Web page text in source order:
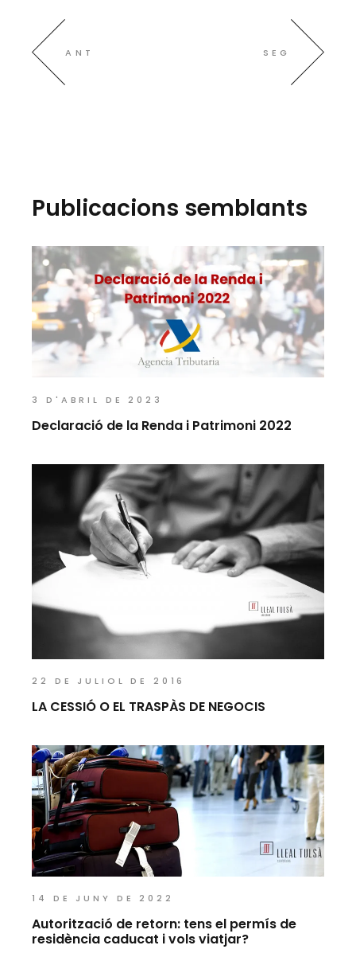
ANT SEG
Publicacions semblants
3 D'ABRIL DE 2023
Declaració de la Renda i Patrimoni 2022
22 DE JULIOL DE 2016
LA CESSIÓ O EL TRASPÀS DE NEGOCIS
14 DE JUNY DE 2022
Autorització de retorn: tens el permís de
residència caducat i vols viatjar?